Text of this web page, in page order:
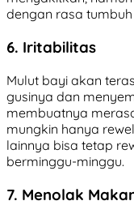
dengan rasa tumbuh
6. Iritabilitas
Mulut bayi akan
gusinya dan
membuatnya
mungkin hanya
lainnya bisa tetap
berminggu-minggu.
7. Menolak